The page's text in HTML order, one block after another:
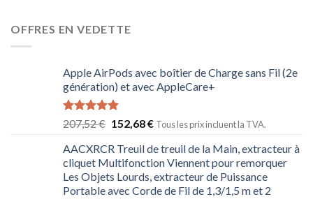
OFFRES EN VEDETTE
Apple AirPods avec boîtier de Charge sans Fil (2e
génération) et avec AppleCare+
Note5.00
sur 5
207,52€ 152,68€ Tous les prix incluent la TVA.
AACXRCR Treuil de treuil de la Main, extracteur à
cliquet Multifonction Viennent pour remorquer
Les Objets Lourds, extracteur de Puissance
Portable avec Corde de Fil de 1,3/1,5 m et 2